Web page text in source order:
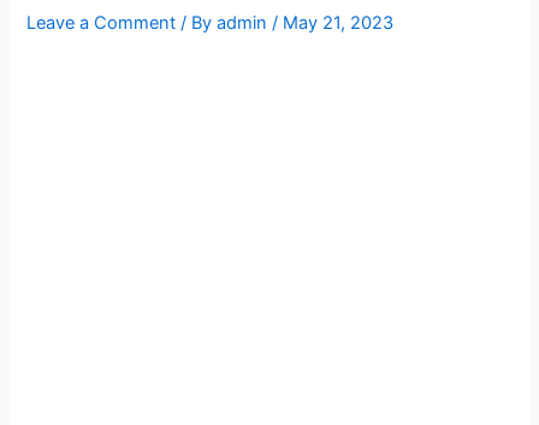
Leave a Comment / Byadmin/ May 21, 2023